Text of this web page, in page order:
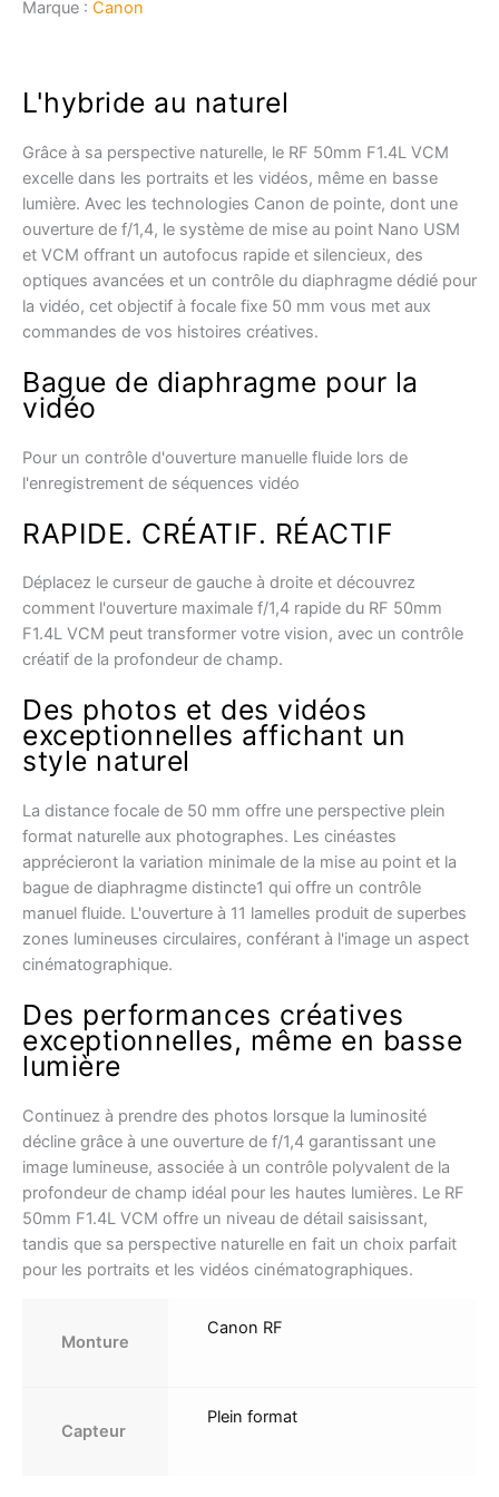
VCM
Marque : Canon
L'hybride au naturel
Grâce à sa perspective naturelle, le RF 50mm F1.4L VCM
excelle dans les portraits et les vidéos, même en basse
lumière. Avec les technologies Canon de pointe, dont une
ouverture de f/1,4, le système de mise au point Nano USM
et VCM offrant un autofocus rapide et silencieux, des
optiques avancées et un contrôle du diaphragme dédié pour
la vidéo, cet objectif à focale fixe 50 mm vous met aux
commandes de vos histoires créatives.
Bague de diaphragme pour la
vidéo
Pour un contrôle d'ouverture manuelle fluide lors de
l'enregistrement de séquences vidéo
RAPIDE. CRÉATIF. RÉACTIF
Déplacez le curseur de gauche à droite et découvrez
comment l'ouverture maximale f/1,4 rapide du RF 50mm
F1.4L VCM peut transformer votre vision, avec un contrôle
créatif de la profondeur de champ.
Des photos et des vidéos
exceptionnelles affichant un
style naturel
La distance focale de 50 mm offre une perspective plein
format naturelle aux photographes. Les cinéastes
apprécieront la variation minimale de la mise au point et la
bague de diaphragme distincte1 qui offre un contrôle
manuel fluide. L'ouverture à 11 lamelles produit de superbes
zones lumineuses circulaires, conférant à l'image un aspect
cinématographique.
Des performances créatives
exceptionnelles, même en basse
lumière
Continuez à prendre des photos lorsque la luminosité
décline grâce à une ouverture de f/1,4 garantissant une
image lumineuse, associée à un contrôle polyvalent de la
profondeur de champ idéal pour les hautes lumières. Le RF
50mm F1.4L VCM offre un niveau de détail saisissant,
tandis que sa perspective naturelle en fait un choix parfait
pour les portraits et les vidéos cinématographiques.
Monture
Canon RF
Capteur
Plein format